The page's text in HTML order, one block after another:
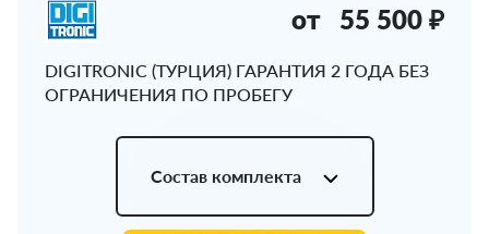
DIGITRONIC (ТУРЦИЯ) ГАРАНТИЯ 2 ГОДА БЕЗ
ОГРАНИЧЕНИЯ ПО ПРОБЕГУ
от 55 500 ₽
Состав комплекта